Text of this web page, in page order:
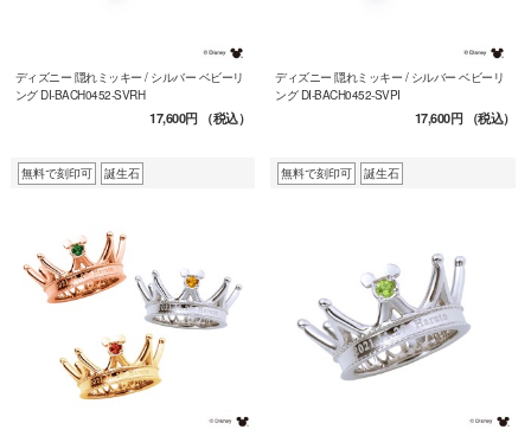
ディズニー 隠れミッキー / シルバー ベビーリ
ング DI-BACH0452-SVRH
17,600円（税込）
ディズニー 隠れミッキー / シルバー ベビーリ
ング DI-BACH0452-SVPI
17,600円（税込）
無料で刻印可 誕生石 無料で刻印可 誕生石